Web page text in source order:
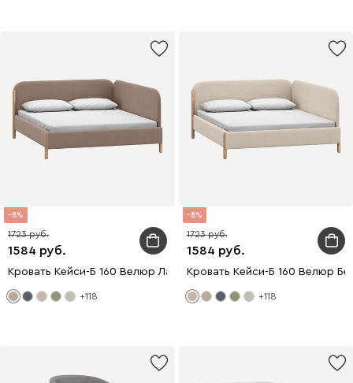
8
1584
1723
Кровать Кейси-Б 160 Велюр Латте
+118
8
1584
1723
Кровать Кейси-Б 160 Велюр
+118